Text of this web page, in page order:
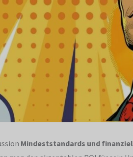
Mindeststandards und